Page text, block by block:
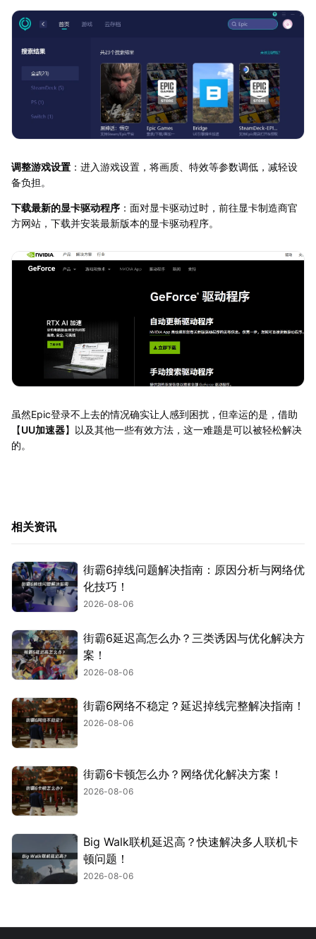
调整游戏设置 ：进入游戏设置，将画质、特效等参数调低，减轻设
备负担。
下载最新的显卡驱动程序 ：面对显卡驱动过时，前往显卡制造商官
方网站，下载并安装最新版本的显卡驱动程序。
虽然Epic登录不上去的情况确实让人感到困扰，但幸运的是，借助
【UU加速器】以及其他一些有效方法，这一难题是可以被轻松解决
的。
相关资讯
街霸6掉线问题解决指南：原因分析与网络优
化技巧！
2026-08-06
街霸6延迟高怎么办？三类诱因与优化解决方
案！
2026-08-06
街霸6网络不稳定？延迟掉线完整解决指南！
2026-08-06
街霸6卡顿怎么办？网络优化解决方案！
2026-08-06
Big Walk联机延迟高？快速解决多人联机卡
顿问题！
2026-08-06